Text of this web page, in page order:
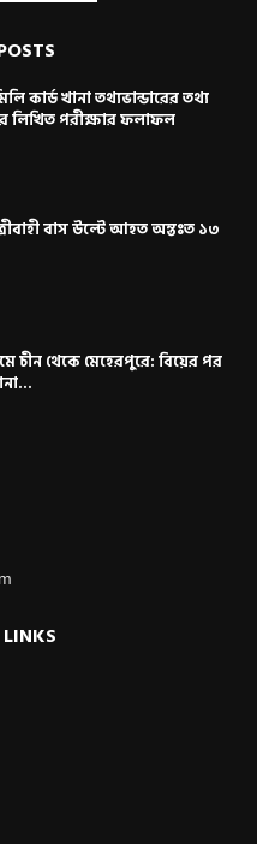
কার্ড খানা তথ্যভান্ডারের তথ্য
লিখিত পরীক্ষার ফলাফল
বাস উল্টে আহত অন্তঃত ১৩
চীন থেকে মেহেরপুরে: বিয়ের পর